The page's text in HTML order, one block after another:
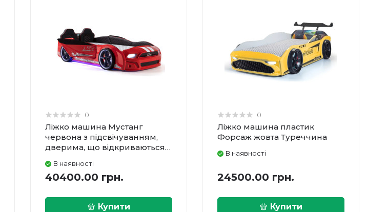
0
Ліжко машина Мустанг
червона з підсвічуванням,
дверима, що відкриваються, і
В наявності
40400.00 грн.
Купити
0
Ліжко машина пластик
Форсаж жовта Туреччина
В наявності
24500.00 грн.
Купити